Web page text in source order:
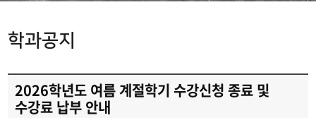
채용정보 및 자료
학과공지
2026학년도 여름 계절학기 수강신청 종료 및
수강료 납부 안내